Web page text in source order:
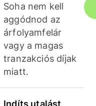
Soha nem kell
aggódnod az
árfolyamfelár
vagy a magas
tranzakciós díjak
miatt.
Indíts utalást